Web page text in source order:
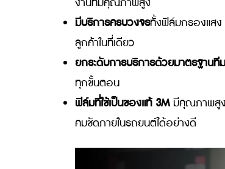
Certificate ที่การันตีมาตรฐานระดั
ทำไมต้อง 3M Pro Shop มีข้อดี
ได้รับการรับรองและใบ
ฟิล์มทุกครั้ง
ช่างติดตั้งผ่านการอบรมตาม
งานที่มีคุณภาพสูง
มีบริการครบวงจรทั้งฟิล์มกรอ